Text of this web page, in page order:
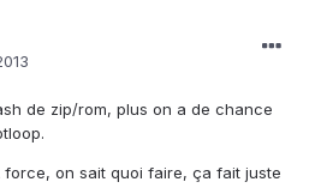
de zip/rom, plus on a de chance
on sait quoi faire, ça fait juste